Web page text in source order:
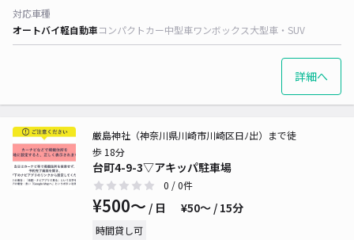
対応車種
オートバイ軽自動車コンパクトカー中型車ワンボックス大型車・SUV
詳細へ
台町4-9-3▽アキッパ駐車場
厳島神社（神奈川県川崎市川崎区日ﾉ出）まで徒
歩 18分
0 / 0件
¥500〜 / 日 ¥50〜 / 15分
時間貸し可